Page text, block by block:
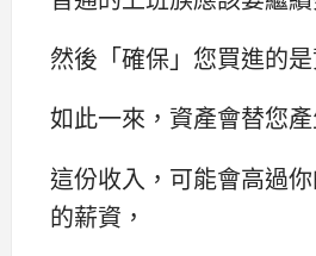
然後「確保」您買進的是
如此一來，資產會替您產
這份收入，可能會高過
的薪資，